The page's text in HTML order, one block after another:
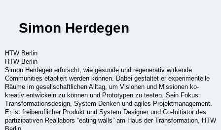
Simon Herdegen
HTW Berlin
HTW Berlin
Simon Herdegen erforscht, wie gesunde und regenerativ wirkende
Communities etabliert werden können. Dabei gestaltet er experimentelle
Räume im gesellschaftlichen Alltag, um Visionen und Missionen ko-
kreativ entwickeln zu können und Prototypen zu testen. Sein Fokus:
Transformationsdesign, System Denken und agiles Projektmanagement.
Er ist freiberuflicher Produkt und System Designer und Co-Initiator des
partizipativen Reallabors “eating walls” am Haus der Transformation, HTW